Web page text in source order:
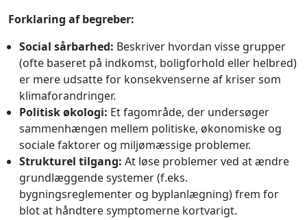
Forklaring af begreber:
Social sårbarhed: Beskriver hvordan visse grupper
(ofte baseret på indkomst, boligforhold eller helbred)
er mere udsatte for konsekvenserne af kriser som
klimaforandringer.
Politisk økologi: Et fagområde, der undersøger
sammenhængen mellem politiske, økonomiske og
sociale faktorer og miljømæssige problemer.
Strukturel tilgang: At løse problemer ved at ændre
grundlæggende systemer (f.eks.
bygningsreglementer og byplanlægning) frem for
blot at håndtere symptomerne kortvarigt.